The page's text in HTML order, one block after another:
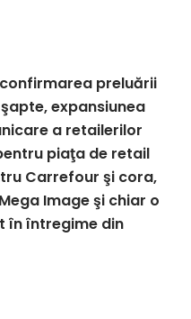
preluării
expansiunea
a retailerilor
piaţa de retail
Carrefour şi cora,
Image şi chiar o
în întregime din